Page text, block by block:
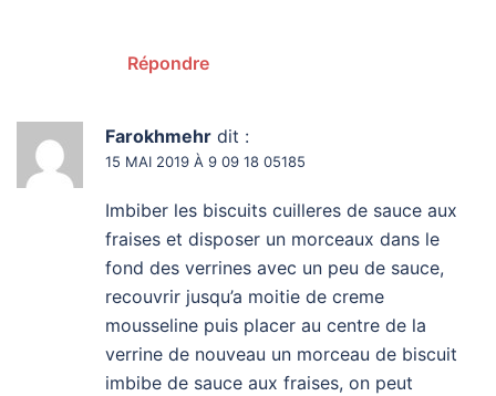
Répondre
Farokhmehr dit :
15 MAI 2019 À 9 09 18 05185
Imbiber les biscuits cuilleres de sauce aux
fraises et disposer un morceaux dans le
fond des verrines avec un peu de sauce,
recouvrir jusqu’a moitie de creme
mousseline puis placer au centre de la
verrine de nouveau un morceau de biscuit
imbibe de sauce aux fraises, on peut